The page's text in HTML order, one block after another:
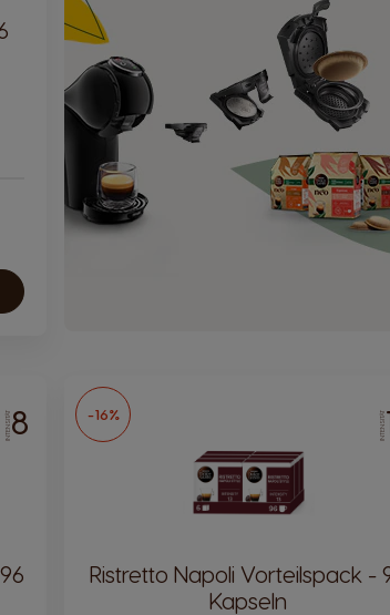
INTENSITÄT8 -16% INTENSITÄT
Ristretto Napoli Vorteilspack -
Kapseln